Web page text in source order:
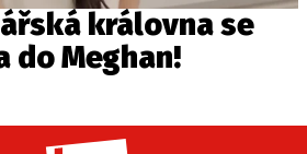
královna se
Meghan!